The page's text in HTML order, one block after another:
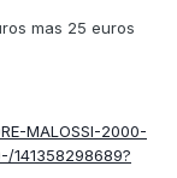
mas 25 euros
MALOSSI-2000-
141358298689?